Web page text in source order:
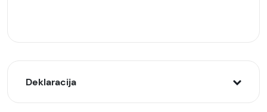
Deklaracija